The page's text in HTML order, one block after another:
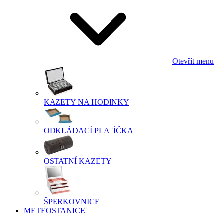
Otevřít menu
KAZETY NA HODINKY
ODKLÁDACÍ PLATÍČKA
OSTATNÍ KAZETY
ŠPERKOVNICE
METEOSTANICE